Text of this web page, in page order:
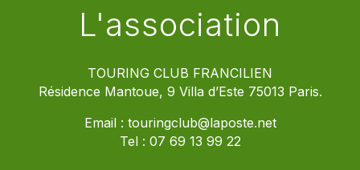
L'association
TOURING CLUB FRANCILIEN
Résidence Mantoue, 9 Villa d’Este 75013 Paris.
Email : touringclub@laposte.net
Tel : 07 69 13 99 22